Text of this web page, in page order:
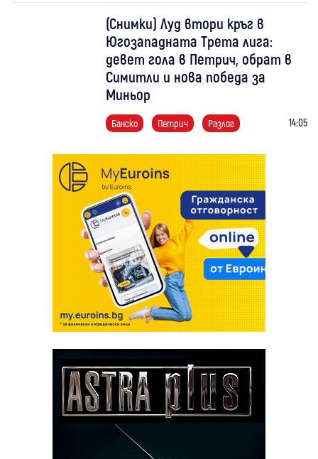
(Снимки) Луд втори кръг в
Югозападната Трета лига:
девет гола в Петрич, обрат в
Симитли и нова победа за
Миньор
Банско Петрич Разлог 14:05